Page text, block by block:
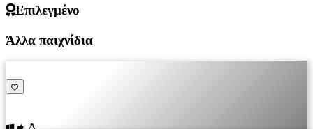
Επιλεγμένο
Άλλα παιχνίδια